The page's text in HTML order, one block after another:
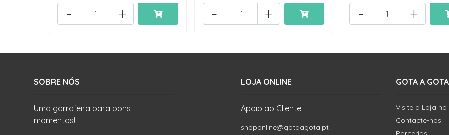
+
- +
- +
-
SOBRE NÓS
Uma garrafeira para bons
momentos!
LOJA ONLINE
Apoio ao Cliente
shoponline@gotaagota.pt
GOTA A
Visite a Loja no
Contacte-nos